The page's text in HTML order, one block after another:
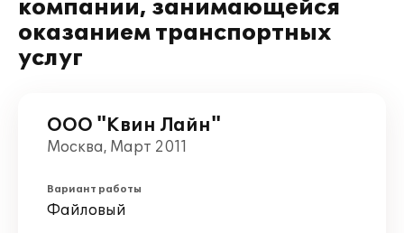
компании, занимающейся
оказанием транспортных
услуг
ООО "Квин Лайн"
Москва, Март 2011
Вариант работы
Файловый